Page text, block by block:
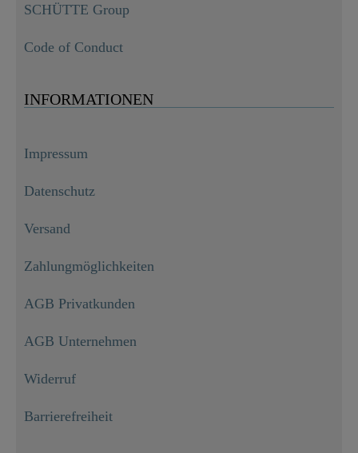
SCHÜTTE Group
Code of Conduct
INFORMATIONEN
Impressum
Datenschutz
Versand
Zahlungmöglichkeiten
AGB Privatkunden
AGB Unternehmen
Widerruf
Barrierefreiheit